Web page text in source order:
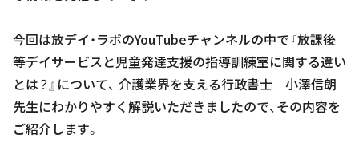
今回は放デイ・ラボのYouTubeチャンネルの中で『放課後
等デイサービスと児童発達支援の指導訓練室に関する違い
とは？』について、 介護業界を支える行政書士 小澤信朗
先生にわかりやすく解説いただきましたので、その内容を
ご紹介します。